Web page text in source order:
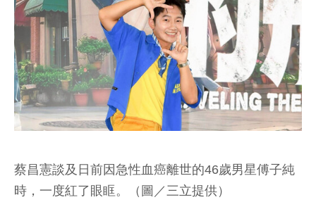
蔡昌憲談及日前因急性血癌離世的46歲男星傅子純
時，一度紅了眼眶。（圖／三立提供）